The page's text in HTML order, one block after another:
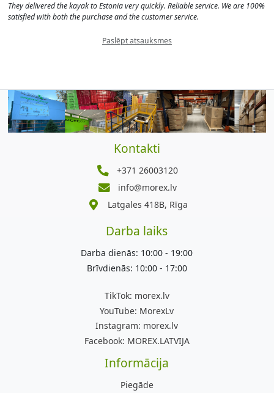
They delivered the kayak to Estonia very quickly. Reliable service. We are 100%
satisfied with both the purchase and the customer service.
Paslēpt atsauksmes
Kontakti
+371 26003120
info@morex.lv
Latgales 418B, Rīga
Darba laiks
Darba dienās: 10:00 - 19:00
Brīvdienās: 10:00 - 17:00
TikTok: morex.lv
YouTube: MorexLv
Instagram: morex.lv
Facebook: MOREX.LATVIJA
Informācija
Piegāde